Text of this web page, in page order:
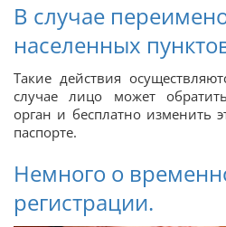
В случае
населенных
Такие действия
случае лицо может
орган и бесплатно изменить
паспорте.
Немного о
регистрации.